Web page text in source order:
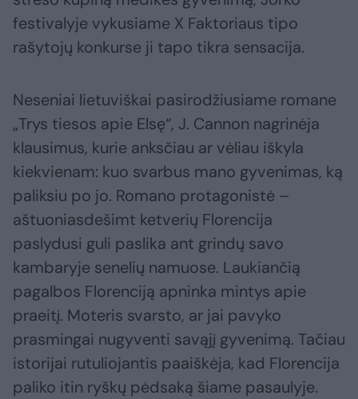
festivalyje vykusiame X Faktoriaus tipo
rašytojų konkurse ji tapo tikra sensacija.
Neseniai lietuviškai pasirodžiusiame romane
„Trys tiesos apie Elsę“, J. Cannon nagrinėja
klausimus, kurie anksčiau ar vėliau iškyla
kiekvienam: kuo svarbus mano gyvenimas, ką
paliksiu po jo. Romano protagonistė –
aštuoniasdešimt ketverių Florencija
paslydusi guli paslika ant grindų savo
kambaryje senelių namuose. Laukiančią
pagalbos Florenciją apninka mintys apie
praeitį. Moteris svarsto, ar jai pavyko
prasmingai nugyventi savąjį gyvenimą. Tačiau
istorijai rutuliojantis paaiškėja, kad Florencija
paliko itin ryškų pėdsaką šiame pasaulyje.